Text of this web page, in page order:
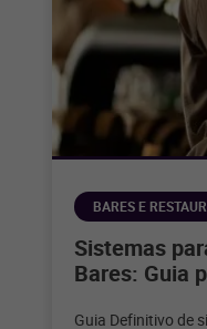
BARES E
Sistemas
Bares: Guia
Guia Definitivo de